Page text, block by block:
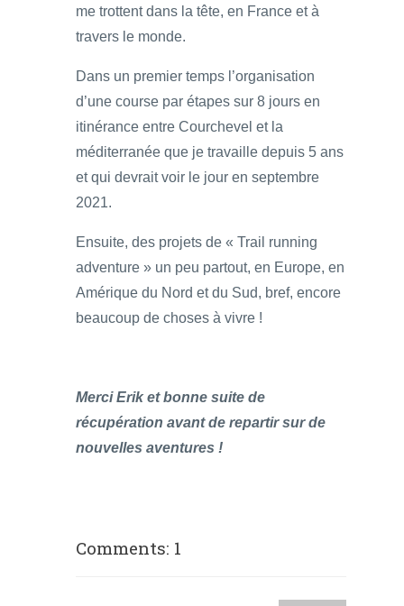
me trottent dans la tête, en France et à
travers le monde.
Dans un premier temps l’organisation
d’une course par étapes sur 8 jours en
itinérance entre Courchevel et la
méditerranée que je travaille depuis 5 ans
et qui devrait voir le jour en septembre
2021.
Ensuite, des projets de « Trail running
adventure » un peu partout, en Europe, en
Amérique du Nord et du Sud, bref, encore
beaucoup de choses à vivre !
Merci Erik et bonne suite de
récupération avant de repartir sur de
nouvelles aventures !
Comments: 1